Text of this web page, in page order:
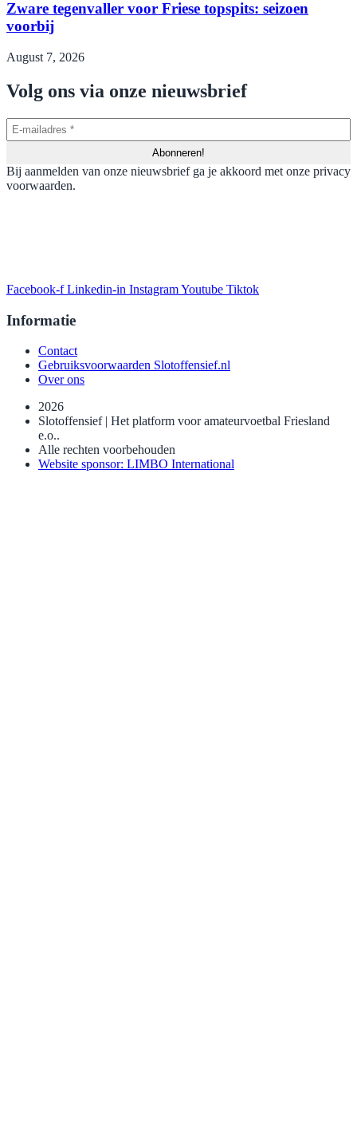
Zware tegenvaller voor Friese topspits: seizoen
voorbij
August 7, 2026
Volg ons via onze nieuwsbrief
Bij aanmelden van onze nieuwsbrief ga je akkoord met onze privacy
voorwaarden.
Facebook-f Linkedin-in InstagramYoutube Tiktok
Informatie
Contact
Gebruiksvoorwaarden Slotoffensief.nl
Over ons
2026
Slotoffensief | Het platform voor amateurvoetbal Friesland
e.o..
Alle rechten voorbehouden
Website sponsor: LIMBO International